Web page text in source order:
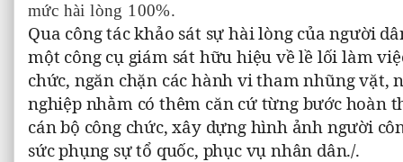
mức hài lòng 100%.
Qua công tác khảo sát sự hài lòng của người
một công cụ giám sát hữu hiệu về lề lối làm
chức, ngăn chặn các hành vi tham nhũng vặt,
nghiệp nhằm có thêm căn cứ từng bước hoàn
cán bộ công chức, xây dựng hình ảnh người
sức phụng sự tổ quốc, phục vụ nhân dân./.